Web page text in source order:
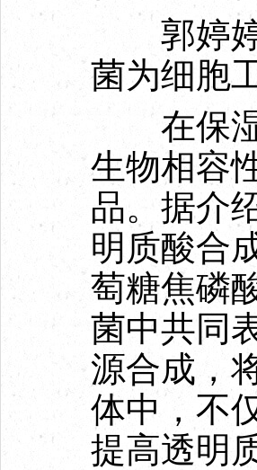
郭婷婷
菌为细胞
在保湿
生物相容
品。据介
明质酸合
萄糖焦磷
菌中共同
源合成，
体中，不
提高透明